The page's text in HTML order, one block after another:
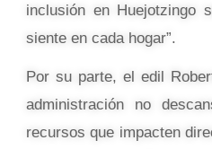
inclusión en Huejotzingo
siente en cada hogar”.
Por su parte, el edil
administración no
recursos que impacten